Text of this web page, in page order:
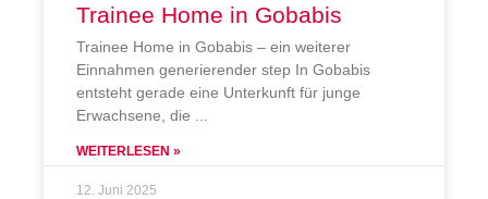
Trainee Home in Gobabis
Trainee Home in Gobabis – ein weiterer
Einnahmen generierender step In Gobabis
entsteht gerade eine Unterkunft für junge
Erwachsene, die
WEITERLESEN »
12. Juni 2025